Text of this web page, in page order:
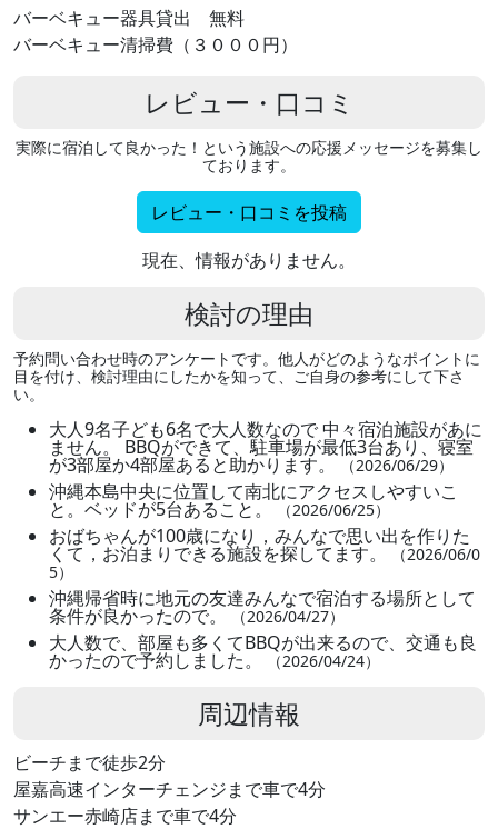
バーベキュー器具貸出 無料
バーベキュー清掃費（３０００円）
レビュー・口コミ
実際に宿泊して良かった！という施設への応援メッセージを募集し
ております。
レビュー・口コミを投稿
現在、情報がありません。
検討の理由
予約問い合わせ時のアンケートです。他人がどのようなポイントに
目を付け、検討理由にしたかを知って、ご自身の参考にして下さ
い。
大人9名子ども6名で大人数なので 中々宿泊施設があに
ません。 BBQができて、駐車場が最低3台あり、寝室
が3部屋か4部屋あると助かります。 （2026/06/29）
沖縄本島中央に位置して南北にアクセスしやすいこ
と。ベッドが5台あること。 （2026/06/25）
おばちゃんが100歳になり，みんなで思い出を作りた
くて，お泊まりできる施設を探してます。
（2026/06/0
5）
沖縄帰省時に地元の友達みんなで宿泊する場所として
条件が良かったので。 （2026/04/27）
大人数で、部屋も多くてBBQが出来るので、交通も良
かったので予約しました。 （2026/04/24）
周辺情報
ビーチまで徒歩2分
屋嘉高速インターチェンジまで車で4分
サンエー赤崎店まで車で4分